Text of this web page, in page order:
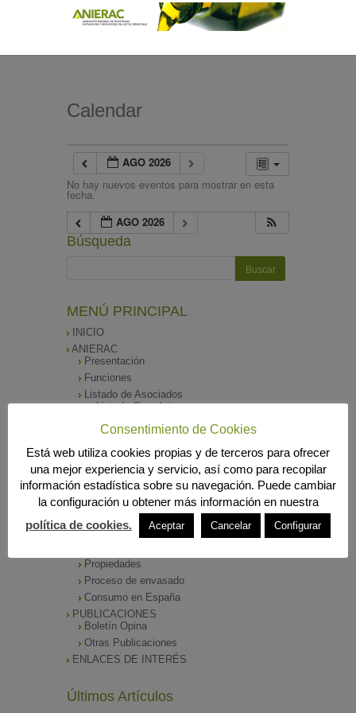
Calendar
AGO 2026
No hay nuevos eventos para mostrar en esta
fecha.
AGO 2026
Búsqueda
MENÚ PRINCIPAL
INICIO
ANIERAC
Presentación
Funciones
Listado de Asociados
Listado Completo
Como asociarse
SALA DE PRENSA
Notas de Prensa
Archivos Corporativos
GALERÍA DE IMÁGENES
CONTACTO
ENVASADO DE ACEITE
Propiedades
Proceso de envasado
Consumo en España
PUBLICACIONES
Boletín Opina
Otras Publicaciones
ENLACES DE INTERÉS
Últimos Artículos
Consentimiento de Cookies
Está web utiliza cookies propias y de terceros para ofrecer
una mejor experiencia y servicio, así como para recopilar
información estadística sobre su navegación. Puede cambiar
la configuración u obtener más información en nuestra
política de cookies.
Aceptar Cancelar Configurar